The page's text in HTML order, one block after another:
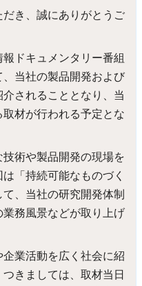
き、誠にありがとうご
ドキュメンタリー番組
、当社の製品開発および
されることとなり、当
材が行われる予定とな
術や製品開発の現場を
「持続可能なものづく
、当社の研究開発体制
務風景などが取り上げ
業活動を広く社会に紹
きましては、取材当日